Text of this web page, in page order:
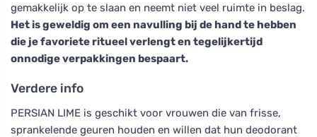
gemakkelijk op te slaan en neemt niet veel ruimte in beslag.
Het is geweldig om een navulling bij de hand te hebben
die je favoriete ritueel verlengt en tegelijkertijd
onnodige verpakkingen bespaart.
Verdere info
PERSIAN LIME is geschikt voor vrouwen die van frisse,
sprankelende geuren houden en willen dat hun deodorant